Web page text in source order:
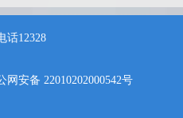
话12328
网安备 22010202000542号